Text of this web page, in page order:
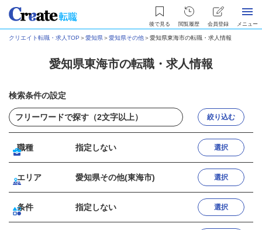
後で見る 閲覧履歴 会員登録 メニュー
クリエイト転職・求人TOP ＞愛知県＞愛知県その他＞愛知県東海市の転職・求人情報
愛知県東海市の転職・求人情報
検索条件の設定
絞り込む
職種 指定しない 選択
エリア 愛知県その他(東海市) 選択
条件 指定しない 選択